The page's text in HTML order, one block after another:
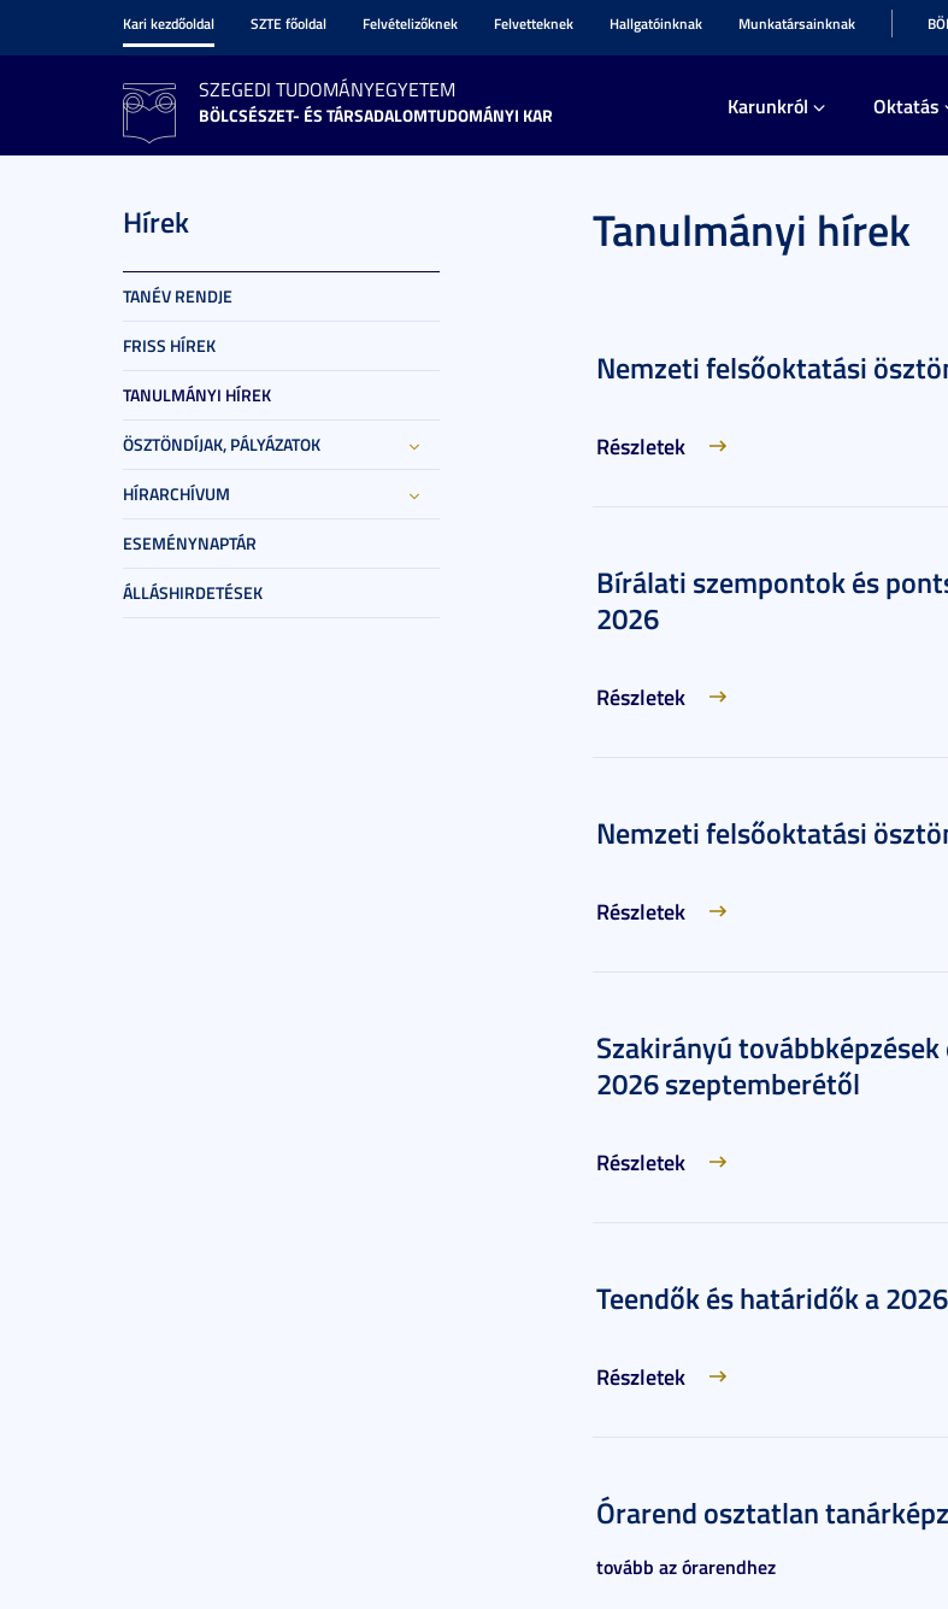
Kari kezdőoldal SZTE főoldal Felvételizőknek Felvetteknek Hallgatóinknak Munkatársainknak
SZEGEDI TUDOMÁNYEGYETEM
BÖLCSÉSZET- ÉS TÁRSADALOMTUDOMÁNYI KAR Karunkról Oktatás
Hírek
TANÉV RENDJE
FRISS HÍREK
TANULMÁNYI HÍREK
ÖSZTÖNDÍJAK, PÁLYÁZATOK
HÍRARCHÍVUM
ESEMÉNYNAPTÁR
ÁLLÁSHIRDETÉSEK
Tanulmányi hírek
Nemzeti felsőoktatási
Részletek
Bírálati szempontok és
2026
Részletek
Nemzeti felsőoktatási
Részletek
Szakirányú továbbképzések
2026 szeptemberétől
Részletek
Teendők és határidők a
Részletek
Órarend osztatlan
tovább az órarendhez